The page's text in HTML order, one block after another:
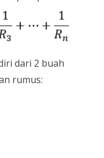
dari 2 buah
rumus: